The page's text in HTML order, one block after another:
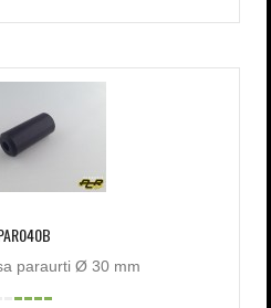
paraurti Ø 30 mm